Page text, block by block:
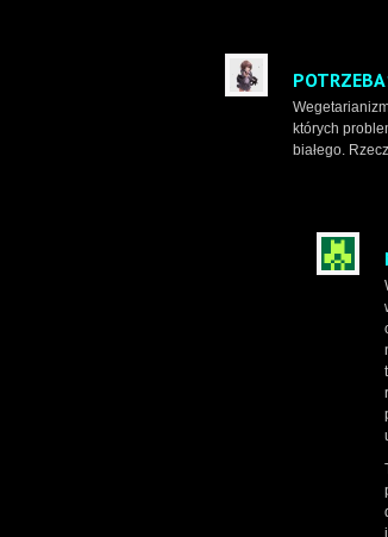
których
białego.